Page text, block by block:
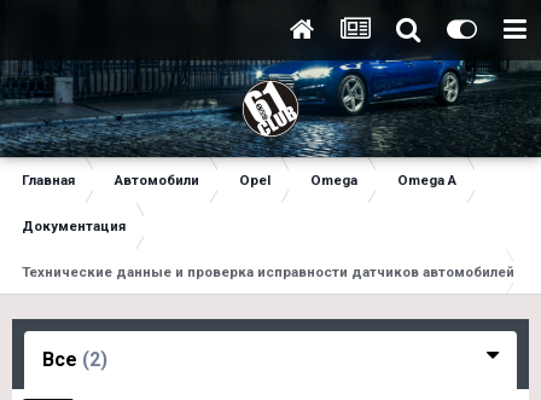
Главная Автомобили Opel Omega Omega A
Документация
Технические данные и проверка исправности датчиков автомобилей
Все (2)